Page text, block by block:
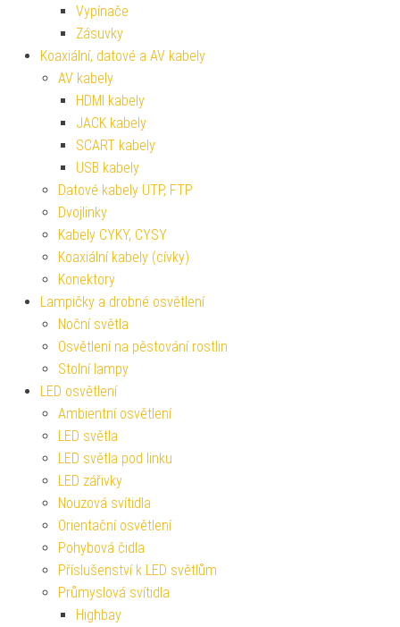
Vypínače
Zásuvky
Koaxiální, datové a AV kabely
AV kabely
HDMI kabely
JACK kabely
SCART kabely
USB kabely
Datové kabely UTP, FTP
Dvojlinky
Kabely CYKY, CYSY
Koaxiální kabely (cívky)
Konektory
Lampičky a drobné osvětlení
Noční světla
Osvětlení na pěstování rostlin
Stolní lampy
LED osvětlení
Ambientní osvětlení
LED světla
LED světla pod linku
LED zářivky
Nouzová svítidla
Orientační osvětlení
Pohybová čidla
Příslušenství k LED světlům
Průmyslová svítidla
Highbay